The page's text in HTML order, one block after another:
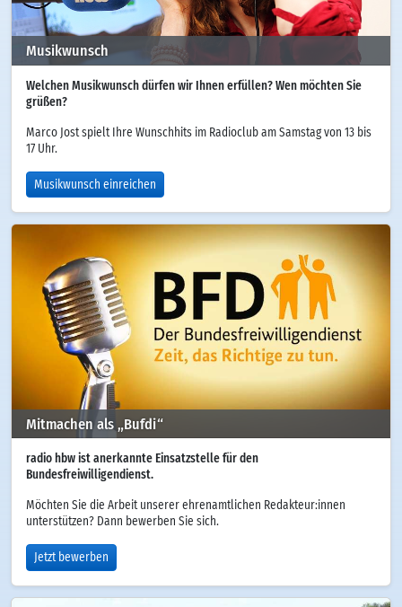
Musikwunsch
Welchen Musikwunsch dürfen wir Ihnen erfüllen? Wen möchten Sie
grüßen?
Marco Jost spielt Ihre Wunschhits im Radioclub am Samstag von 13 bis
17 Uhr.
Musikwunsch einreichen
Mitmachen als „Bufdi“
radio hbw ist anerkannte Einsatzstelle für den
Bundesfreiwilligendienst.
Möchten Sie die Arbeit unserer ehrenamtlichen Redakteur:innen
unterstützen? Dann bewerben Sie sich.
Jetzt bewerben